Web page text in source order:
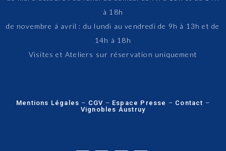
à 18h
de novembre à avril : du lundi au vendredi de 9h à 13h et de
14h à 18h
Visites et Ateliers sur réservation uniquement
Mentions Légales – CGV – Espace Presse – Contact –
Vignobles Austruy